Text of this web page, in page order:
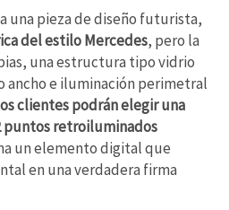
una pieza de diseño futurista,
del estilo Mercedes, pero la
una estructura tipo vidrio
ancho e iluminación perimetral
clientes podrán elegir una
puntos retroiluminados
un elemento digital que
en una verdadera firma